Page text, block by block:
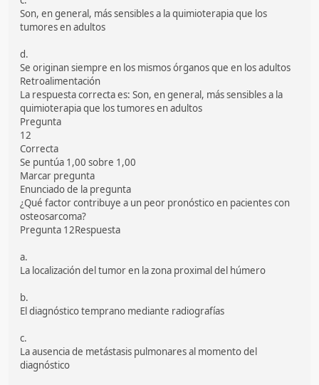
Son, en general, más sensibles a la quimioterapia que los
tumores en adultos
d.
Se originan siempre en los mismos órganos que en los adultos
Retroalimentación
La respuesta correcta es: Son, en general, más sensibles a la
quimioterapia que los tumores en adultos
Pregunta
12
Correcta
Se puntúa 1,00 sobre 1,00
Marcar pregunta
Enunciado de la pregunta
¿Qué factor contribuye a un peor pronóstico en pacientes con
osteosarcoma?
Pregunta 12Respuesta
a.
La localización del tumor en la zona proximal del húmero
b.
El diagnóstico temprano mediante radiografías
c.
La ausencia de metástasis pulmonares al momento del
diagnóstico